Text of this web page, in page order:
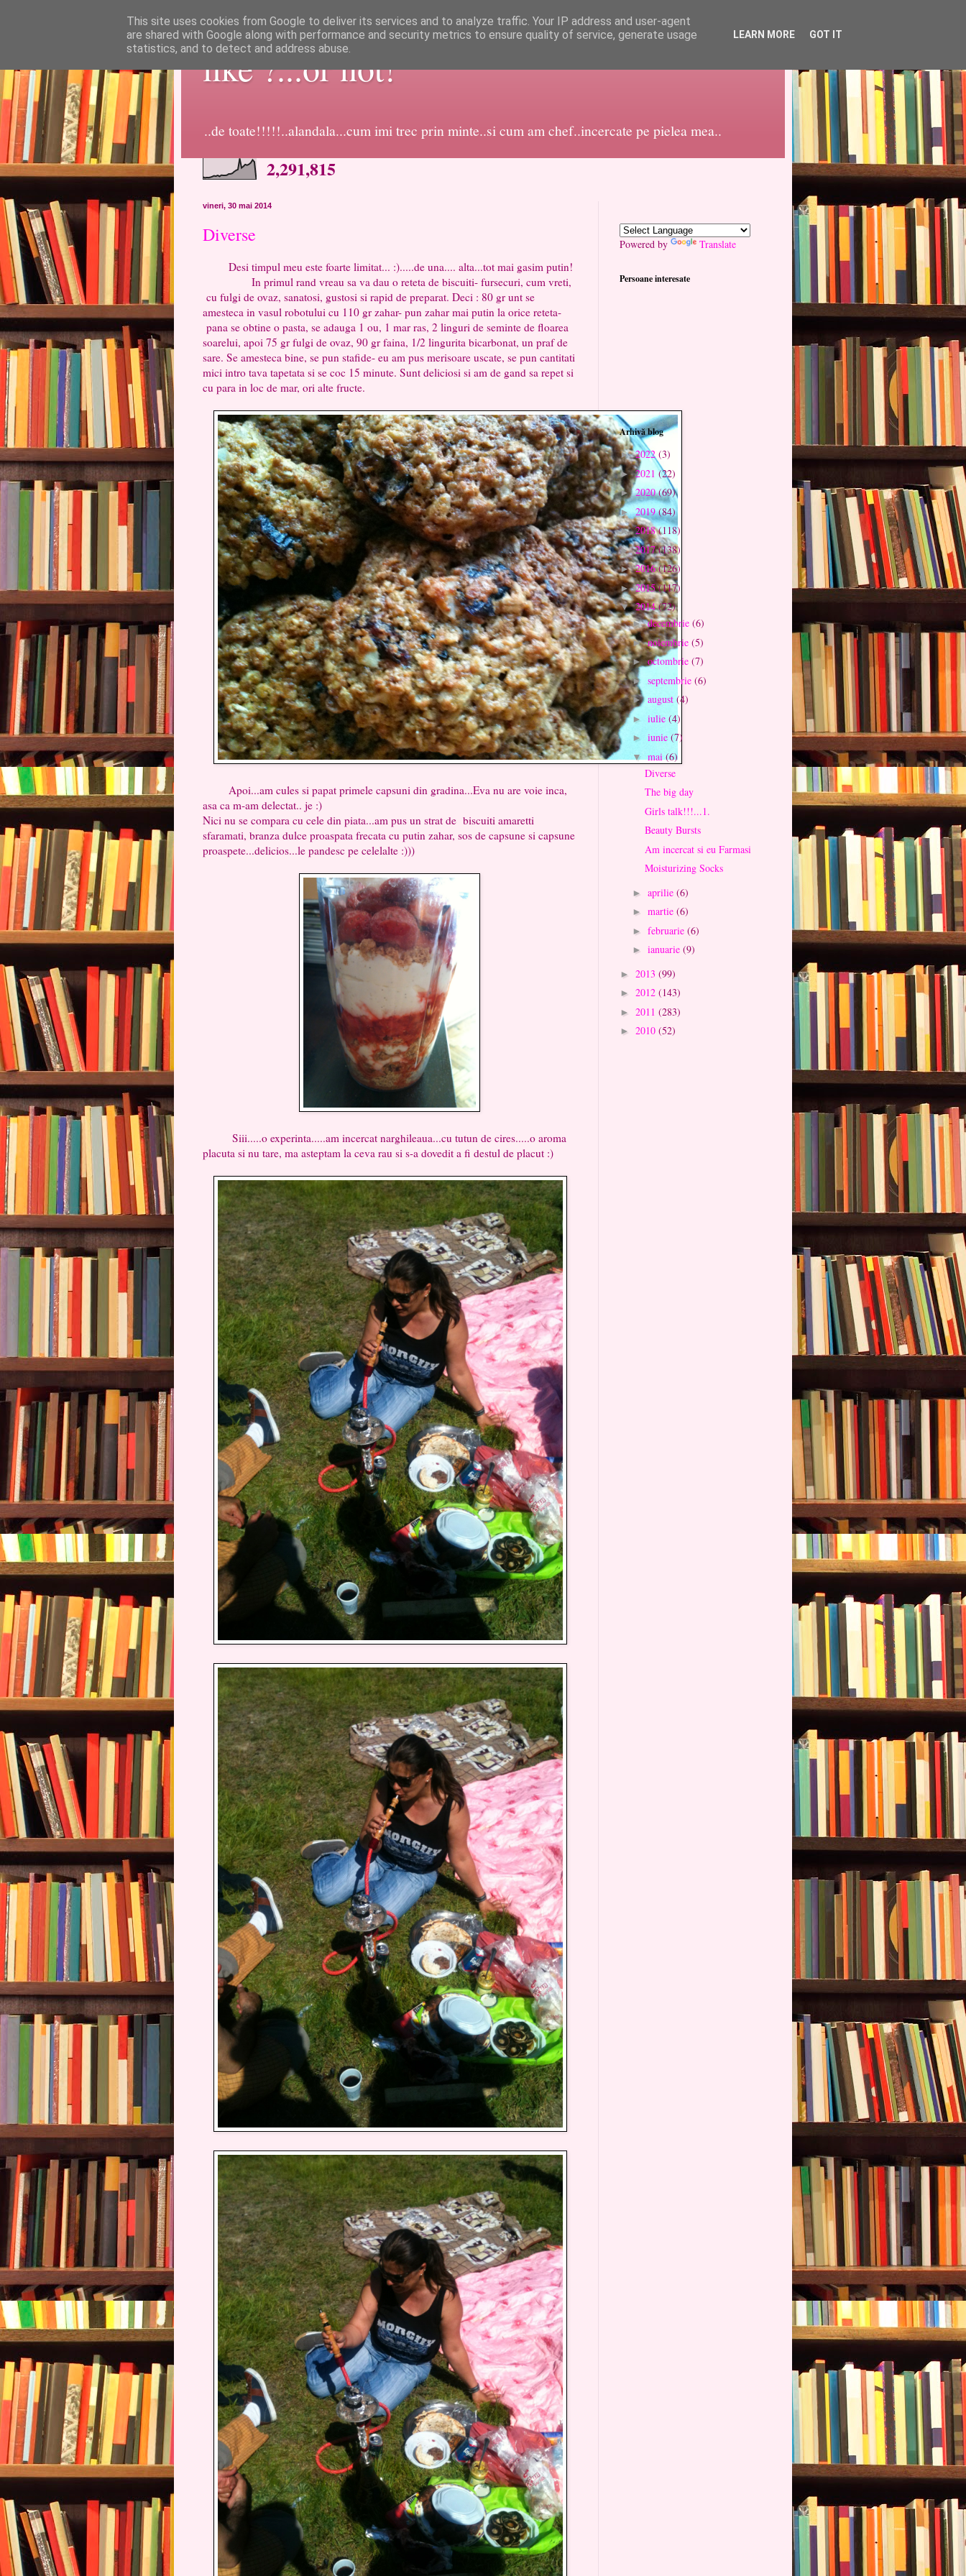
like ?...or not!
..de toate!!!!!..alandala...cum imi trec prin minte..si cum am chef..incercate pe pielea mea..
2,291,815
vineri, 30 mai 2014
Diverse
Desi timpul meu este foarte limitat... :).....de una.... alta...tot mai gasim putin!
In primul rand vreau sa va dau o reteta de biscuiti- fursecuri, cum vreti,
cu fulgi de ovaz, sanatosi, gustosi si rapid de preparat. Deci : 80 gr unt se
amesteca in vasul robotului cu 110 gr zahar- pun zahar mai putin la orice reteta-
pana se obtine o pasta, se adauga 1 ou, 1 mar ras, 2 linguri de seminte de floarea
soarelui, apoi 75 gr fulgi de ovaz, 90 gr faina, 1/2 lingurita bicarbonat, un praf de
sare. Se amesteca bine, se pun stafide- eu am pus merisoare uscate, se pun cantitati
mici intro tava tapetata si se coc 15 minute. Sunt deliciosi si am de gand sa repet si
cu para in loc de mar, ori alte fructe.
Apoi...am cules si papat primele capsuni din gradina...Eva nu are voie inca,
asa ca m-am delectat.. je :)
Nici nu se compara cu cele din piata...am pus un strat de biscuiti amaretti
sfaramati, branza dulce proaspata frecata cu putin zahar, sos de capsune si capsune
proaspete...delicios...le pandesc pe celelalte :)))
Siii.....o experinta.....am incercat narghileaua...cu tutun de cires.....o aroma
placuta si nu tare, ma asteptam la ceva rau si s-a dovedit a fi destul de placut :)
Powered by Translate
Persoane interesate
Arhivă blog
►2022(3)
►2021(22)
►2020(69)
►2019(84)
►2018(118)
►2017(138)
►2016(126)
►2015(117)
▼2014(72)
►decembrie (6)
►noiembrie (5)
►octombrie (7)
► septembrie (6)
► august (4)
► iulie (4)
► iunie (7)
▼ mai (6)
Diverse
The big day
Girls talk!!!...1.
Beauty Bursts
Am incercat si eu Farmasi
Moisturizing Socks
► aprilie (6)
► martie (6)
► februarie (6)
► ianuarie (9)
► 2013 (99)
► 2012 (143)
► 2011 (283)
► 2010 (52)
This site uses cookies from Google to deliver its services and to analyze traffic. Your IP address and user-agent
are shared with Google along with performance and security metrics to ensure quality of service, generate usage
statistics, and to detect and address abuse.
LEARN MORE GOT IT